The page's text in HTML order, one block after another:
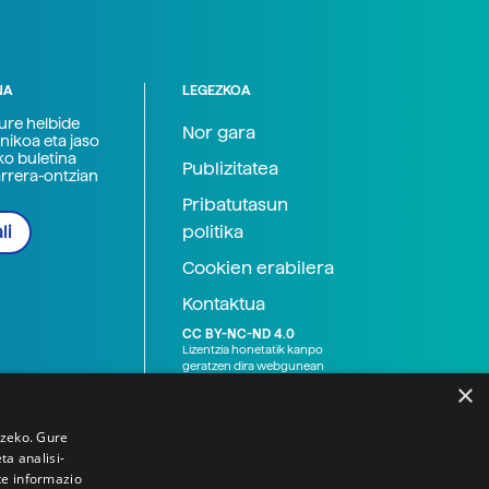
helbide
eta jaso
buletina
ontzian
LEGEZKOA
Nor gara
Publizitatea
Pribatutasun
politika
Cookien erabilera
Kontaktua
CC BY-NC-ND 4.0
Lizentzia honetatik kanpo
geratzen dira webgunean
×
Gure
analisi-
informazio